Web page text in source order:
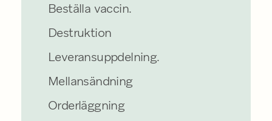
Beställa vaccin.
Destruktion
Leveransuppdelning.
Mellansändning
Orderläggning